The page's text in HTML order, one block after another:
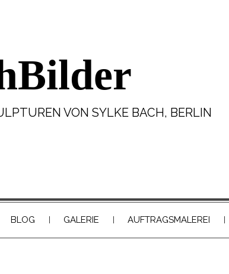
VON SYLKE BACH, BERLIN
BLOG GALERIE AUFTRAGSMALEREI